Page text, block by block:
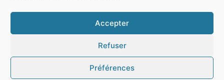
Accepter
Refuser
Préférences